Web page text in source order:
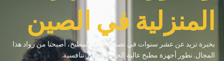
المنزلية في الصين
بخبرة تزيد عن عشر سنوات في تصنيع أجهزة المطبخ، أصبحنا من رواد هذا
المجال. نطور أجهزة مطبخ عالية الجودة بأسعار تنافسية.